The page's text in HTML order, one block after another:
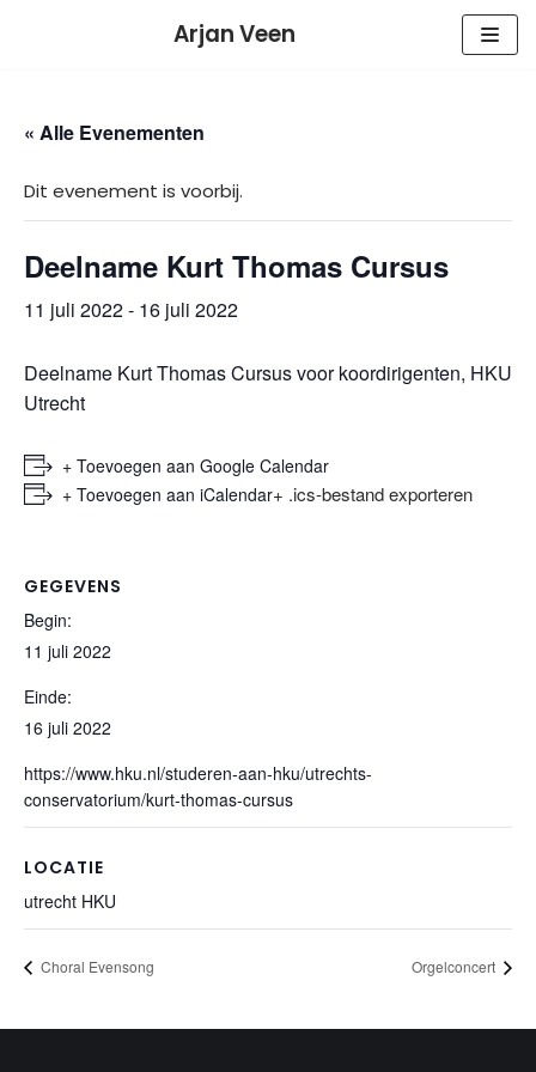
Arjan Veen
« Alle Evenementen
Dit evenement is voorbij.
Deelname Kurt Thomas Cursus
11 juli 2022- 16 juli 2022
Deelname Kurt Thomas Cursus voor koordirigenten, HKU
Utrecht
+ Toevoegen aan Google Calendar
+ Toevoegen aan iCalendar+ .ics-bestand exporteren
GEGEVENS
Begin:
11 juli 2022
Einde:
16 juli 2022
https://www.hku.nl/studeren-aan-hku/utrechts-
conservatorium/kurt-thomas-cursus
LOCATIE
utrecht HKU
Choral Evensong Orgelconcert